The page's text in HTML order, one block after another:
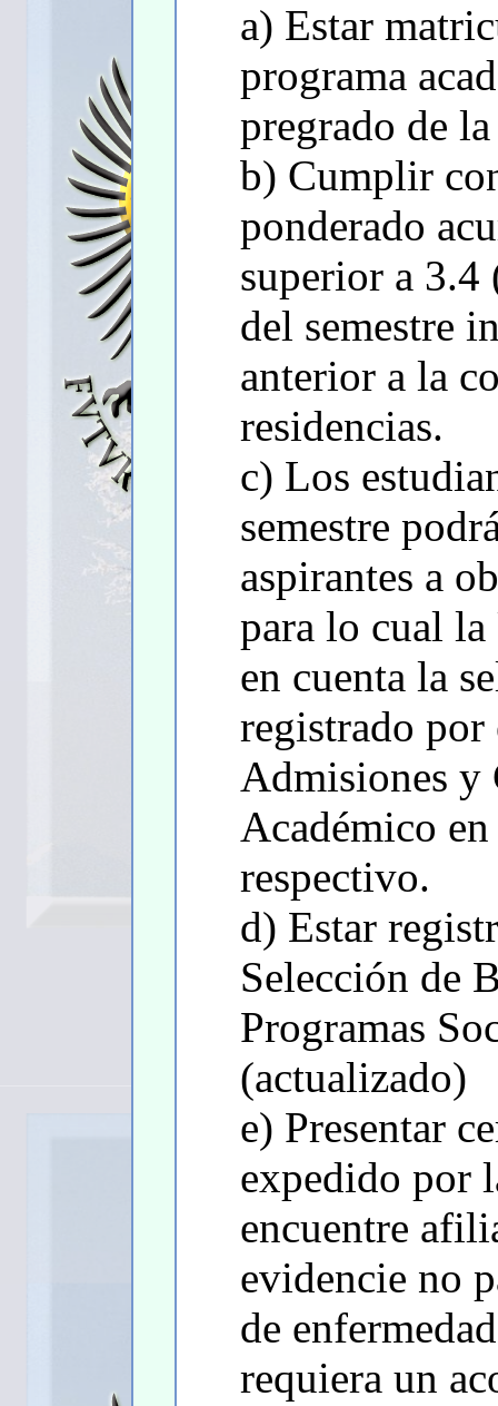
a) Estar
programa
pregrado de
b) Cumplir
ponderado
superior a 3.4
del semestre
anterior a la
residencias.
c) Los
semestre
aspirantes a
para lo cual
en cuenta la
registrado por
Admisiones y
Académico
respectivo.
d) Estar
Selección de
Programas
(actualizado)
e) Presentar
expedido por
encuentre
evidencie no
de
requiera un